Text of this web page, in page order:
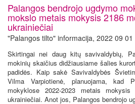
Palangos bendrojo ugdymo
mokslo metais mokysis 2186
ukrainiečiai
"Palangos tilto" informacija, 2022 09
Skirtingai nei daug kitų savivaldybių,
mokinių skaičius didžiausiame šalies
padidės. Kaip sakė Savivaldybės
Vilma Varpiotienė, planuojama, kad
mokyklose 2022-2023 metais
ukrainiečiai. Anot jos, Palangos bendrojo